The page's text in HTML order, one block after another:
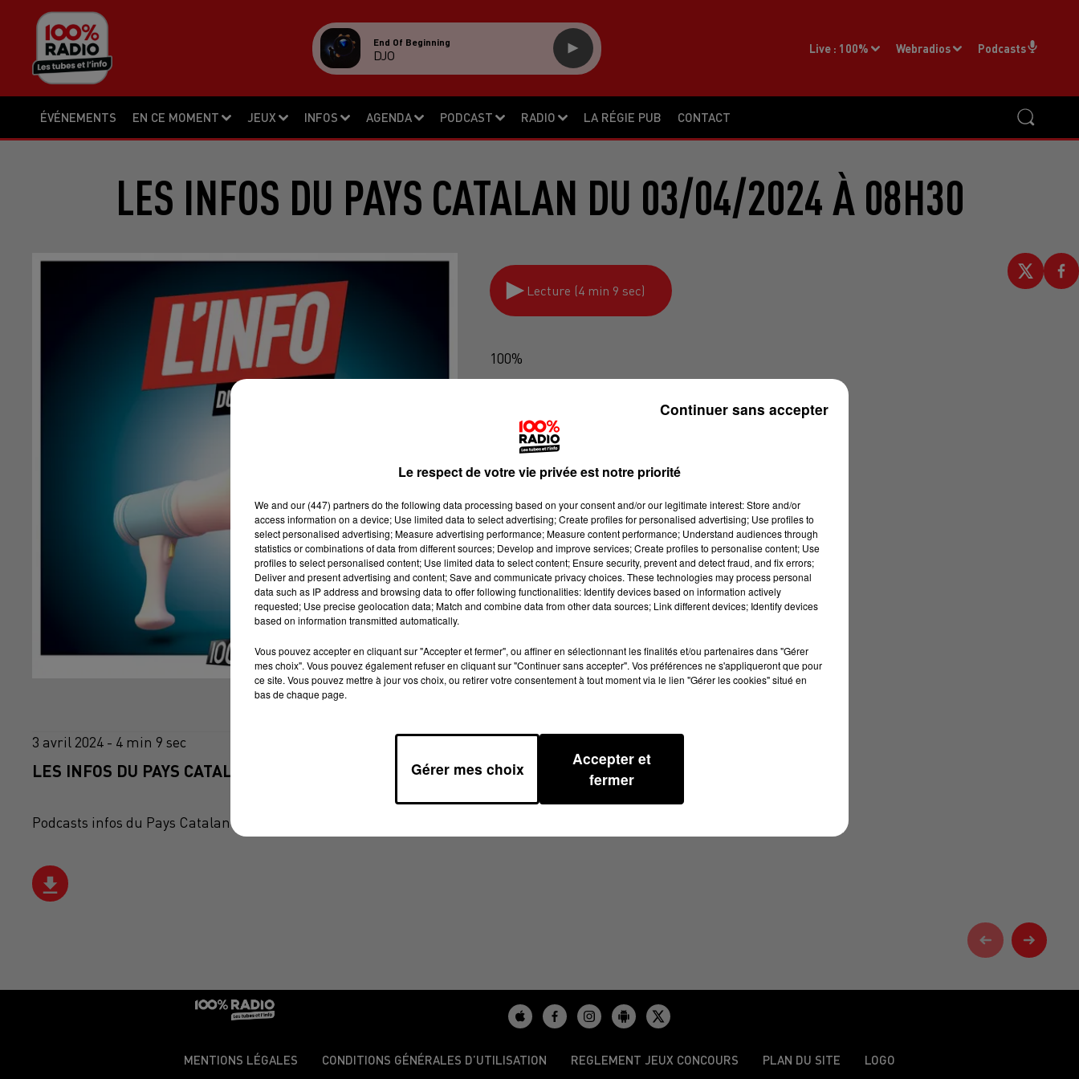
ÉVÉNEMENTS EN CE MOMENT JEUX INFOS AGENDA PODCAST RADIO LA RÉGIE PUB CONTACT
Live : 100% Webradios Podcasts
End Of Beginning
DJO
LES INFOS DU PAYS CATALAN DU 03/04/2024 À 08H30
Lecture (4 min 9 sec)
100%
3 avril 2024 - 4 min 9 sec
LES INFOS DU PAYS CATALAN DU 03/04/2024 À 08H30
Podcasts infos du Pays Catalan
MENTIONS LÉGALES CONDITIONS GÉNÉRALES D’UTILISATION REGLEMENT JEUX CONCOURS PLAN DU SITE LOGO
Le respect de votre vie privée est notre priorité
We and our (447) partnersdo the following data processing based on your consent and/or our legitimate interest: Store and/or
access information on a device; Use limited data to select advertising; Create profiles for personalised advertising; Use profiles to
select personalised advertising; Measure advertising performance; Measure content performance; Understand audiences through
statistics or combinations of data from different sources; Develop and improve services; Create profiles to personalise content; Use
profiles to select personalised content; Use limited data to select content; Ensure security, prevent and detect fraud, and fix errors;
Deliver and present advertising and content; Save and communicate privacy choices. These technologies may process personal
data such as IP address and browsing data to offer following functionalities: Identify devices based on information actively
requested; Use precise geolocation data; Match and combine data from other data sources; Link different devices; Identify devices
based on information transmitted automatically.
Vous pouvez accepter en cliquant sur "Accepter et fermer", ou affiner en sélectionnant les finalités et/ou partenaires dans "Gérer
mes choix". Vous pouvez également refuser en cliquant sur "Continuer sans accepter". Vos préférences ne s'appliqueront que pour
ce site. Vous pouvez mettre à jour vos choix, ou retirer votre consentement à tout moment via le lien "Gérer les cookies" situé en
bas de chaque page.
Gérer mes choix
Accepter et
fermer
Continuer sans accepter